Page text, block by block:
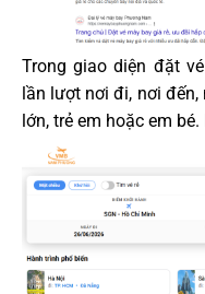
Trong giao diện đặt
lần lượt nơi đi, nơi đến,
lớn, trẻ em hoặc em